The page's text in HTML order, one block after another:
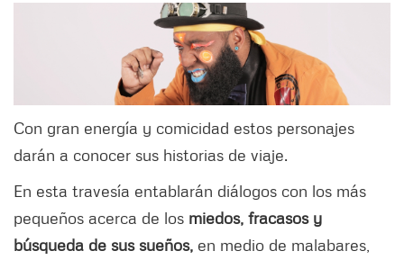
Con gran energía y comicidad estos personajes
darán a conocer sus historias de viaje.
En esta travesía entablarán diálogos con los más
pequeños acerca de los miedos, fracasos y
búsqueda de sus sueños, en medio de malabares,